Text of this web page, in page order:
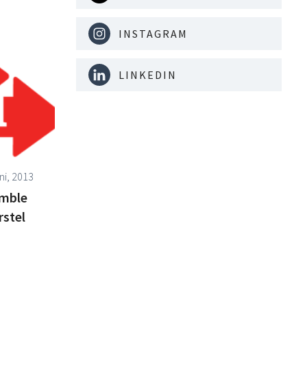
2013
INSTAGRAM
LINKEDIN